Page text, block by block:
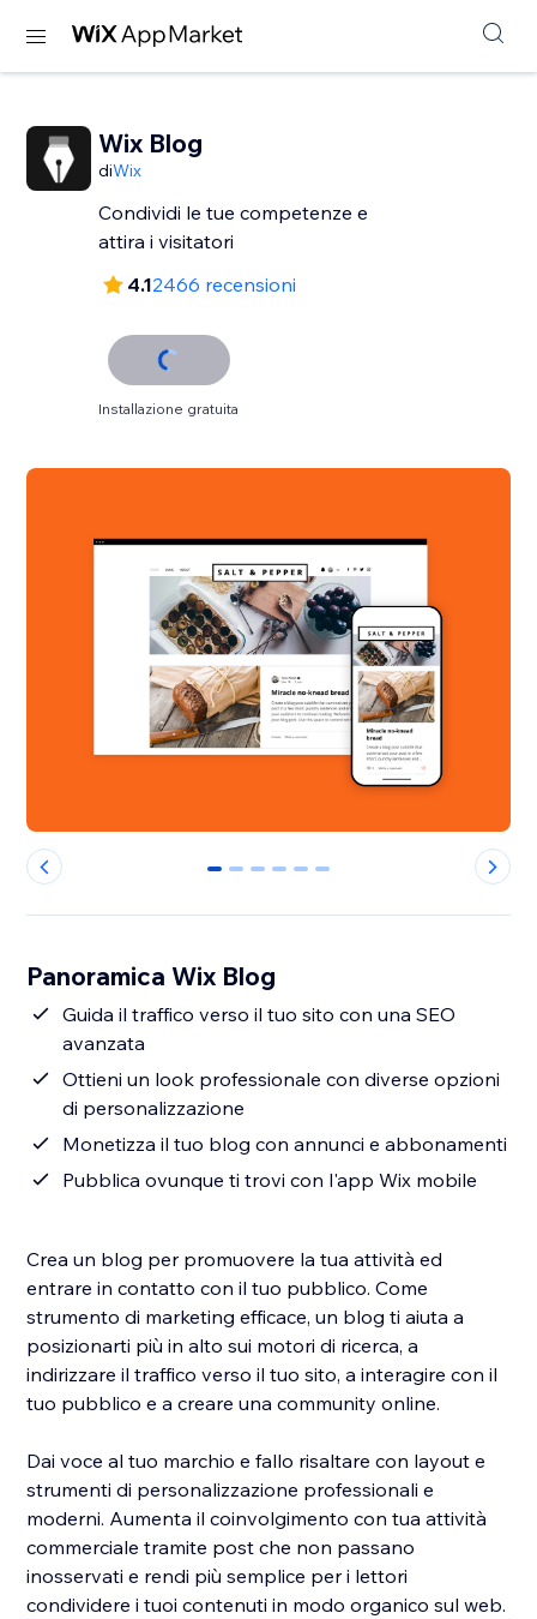
Wix Blog
diWix
Condividi le tue competenze e
attira i visitatori
4.12466 recensioni
Installazione gratuita
0 1 2 3 4 5
Panoramica Wix Blog
Guida il traffico verso il tuo sito con una SEO
avanzata
Ottieni un look professionale con diverse opzioni
di personalizzazione
Monetizza il tuo blog con annunci e abbonamenti
Pubblica ovunque ti trovi con l'app Wix mobile
Crea un blog per promuovere la tua attività ed
entrare in contatto con il tuo pubblico. Come
strumento di marketing efficace, un blog ti aiuta a
posizionarti più in alto sui motori di ricerca, a
indirizzare il traffico verso il tuo sito, a interagire con il
tuo pubblico e a creare una community online.
Dai voce al tuo marchio e fallo risaltare con layout e
strumenti di personalizzazione professionali e
moderni. Aumenta il coinvolgimento con tua attività
commerciale tramite post che non passano
inosservati e rendi più semplice per i lettori
condividere i tuoi contenuti in modo organico sul web.